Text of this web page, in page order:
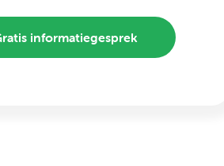
informatiegesprek